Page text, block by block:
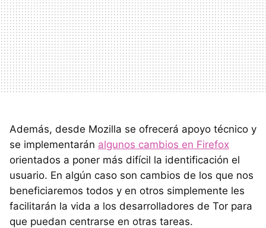
Además, desde Mozilla se ofrecerá apoyo técnico y
se implementarán algunos cambios en Firefox
orientados a poner más difícil la identificación el
usuario. En algún caso son cambios de los que nos
beneficiaremos todos y en otros simplemente les
facilitarán la vida a los desarrolladores de Tor para
que puedan centrarse en otras tareas.